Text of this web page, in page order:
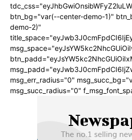
btn_bg="var(--center-demo-1)"
demo-2)"
msg_err_radius="0"
msg_succ_radius="0"